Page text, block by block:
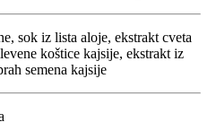
sok iz lista aloje, ekstrakt cveta
koštice kajsije, ekstrakt iz
semena kajsije